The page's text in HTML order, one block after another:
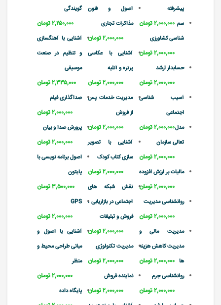
پیشرفته
۲,۰۰۰,۰۰۰ تومان سم
شناسی کشاورزی
۲,۰۰۰,۰۰۰ تومان
حسابدار ارشد
۲,۰۰۰,۰۰۰ تومان
آسیب شناسی
اجتماعی
۲,۰۰۰,۰۰۰ تومانمدل
تعالی سازمان
۲,۰۰۰,۰۰۰ تومان
مالیات بر ارزش افزوده
۲,۰۰۰,۰۰۰ تومان
روانشناسی مدیریت
۲,۰۰۰,۰۰۰ تومان
مدیریت مالی و
مدیریت کاهش هزینه
ها ۲,۰۰۰,۰۰۰ تومان
روانشناسی جرم
۲,۰۰۰,۰۰۰ تومان
اصول و فنون
مذاکرات تجاری
۲,۰۰۰,۰۰۰ تومان
آشنایی با عکاسی
پرتره و آتلیه
۲,۰۰۰,۰۰۰ تومان
مدیریت خدمات پس
از فروش
۲,۰۰۰,۰۰۰ تومان
آشنایی با تصویر
سازی کتاب کودک
۲,۰۰۰,۰۰۰ تومان
نقش شبکه های
اجتماعی در بازاریابی ،
فروش و تبلیغات
۲,۰۰۰,۰۰۰ تومان
مدیریت تکنولوژی
۲,۰۰۰,۰۰۰ تومان
نماینده فروش
۲,۰۰۰,۰۰۰ تومان
گویندگی
۲,۲۵۰,۰۰۰ تومان
آشنایی با آهنگسازی
و تنظیم در صنعت
موسیقی
۲,۳۳۵,۰۰۰ تومان
صداگذاری فیلم
۲,۰۰۰,۰۰۰ تومان
پرورش صدا و بیان
۲,۰۰۰,۰۰۰ تومان
اصول برنامه نویسی با
پایتون
۳,۵۰۰,۰۰۰ تومان
GPS
۲,۰۰۰,۰۰۰ تومان
آشنایی با اصول و
مبانی طراحی محیط و
منظر
۲,۰۰۰,۰۰۰ تومان
پایگاه داده